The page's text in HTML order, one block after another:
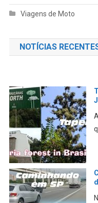
Viagens de Moto
NOTÍCIAS